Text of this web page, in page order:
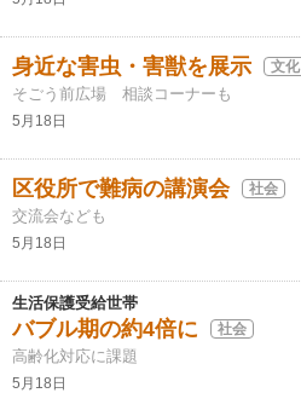
身近な害虫・害獣を展示 文化
そごう前広場 相談コーナーも
5月18日
区役所で難病の講演会 社会
交流会なども
5月18日
生活保護受給世帯
バブル期の約4倍に 社会
高齢化対応に課題
5月18日